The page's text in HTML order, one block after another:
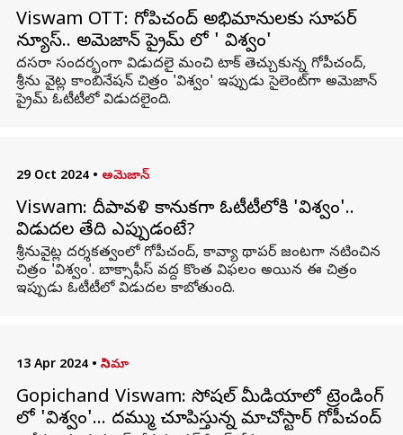
Viswam OTT: గోపిచంద్ అభిమానులకు సూపర్
న్యూస్.. అమెజాన్ ప్రైమ్ లో ' విశ్వం'
దసరా సందర్భంగా విడుదలై మంచి టాక్ తెచ్చుకున్న గోపీచంద్,
శ్రీను వైట్ల కాంబినేషన్ చిత్రం 'విశ్వం' ఇప్పుడు సైలెంట్‌గా అమెజాన్
ప్రైమ్ ఓటీటీలో విడుదలైంది.
29 Oct 2024 • అమెజాన్‌
Viswam: దీపావళి కానుకగా ఓటీటీలోకి 'విశ్వం'..
విడుదల తేది ఎప్పుడంటే?
శ్రీనువైట్ల దర్శకత్వంలో గోపీచంద్, కావ్యా థాపర్ జంటగా నటించిన
చిత్రం 'విశ్వం'. బాక్సాఫీస్ వద్ద కొంత విఫలం అయిన ఈ చిత్రం
ఇప్పుడు ఓటీటీలో విడుదల కాబోతుంది.
13 Apr 2024 • సినిమా
Gopichand Viswam: సోషల్ మీడియాలో ట్రెండింగ్​
లో 'విశ్వం'... దమ్ము చూపిస్తున్న మాచోస్టార్ గోపీచంద్